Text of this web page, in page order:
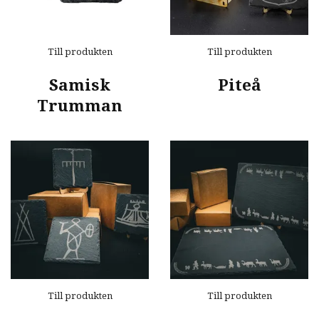
Till produkten
Samisk
Trumman
Till produkten
Piteå
Till produkten Till produkten